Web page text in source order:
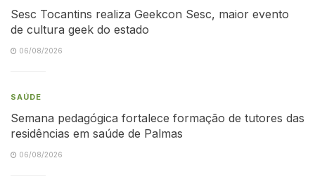
Sesc Tocantins realiza Geekcon Sesc, maior evento
de cultura geek do estado
06/08/2026
SAÚDE
Semana pedagógica fortalece formação de tutores das
residências em saúde de Palmas
06/08/2026